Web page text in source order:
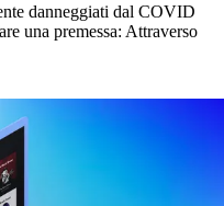
danneggiati dal COVID
una premessa: Attraverso